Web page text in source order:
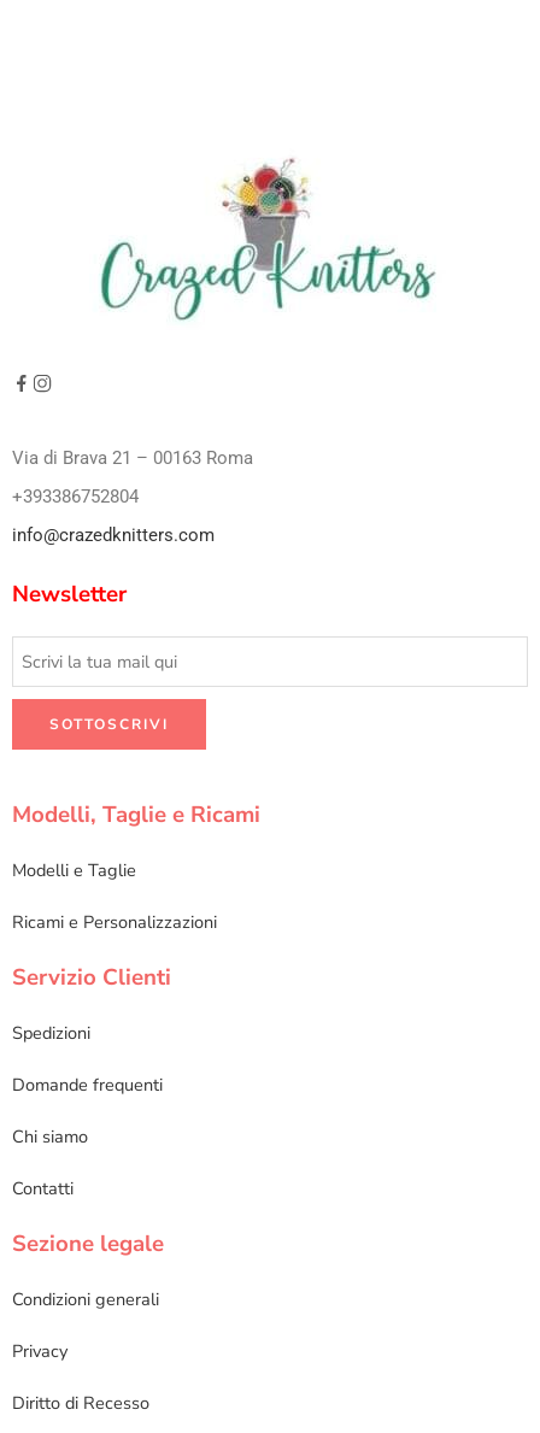
Via di Brava 21 – 00163 Roma
+393386752804
info@crazedknitters.com
Newsletter
Modelli, Taglie e Ricami
Modelli e Taglie
Ricami e Personalizzazioni
Servizio Clienti
Spedizioni
Domande frequenti
Chi siamo
Contatti
Sezione legale
Condizioni generali
Privacy
Diritto di Recesso